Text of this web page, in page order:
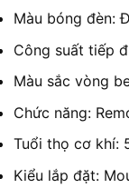
Màu bóng đèn:
Công suất tiếp
Màu sắc vòng
Chức năng:
Tuổi thọ cơ khí:
Kiểu lắp đặt: